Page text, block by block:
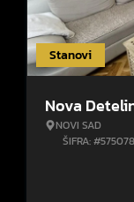
Stanovi
Nova
NOVI SAD
ŠIFRA: #575078